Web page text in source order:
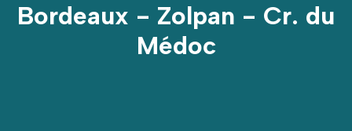
Bordeaux - Zolpan - Cr. du
Médoc